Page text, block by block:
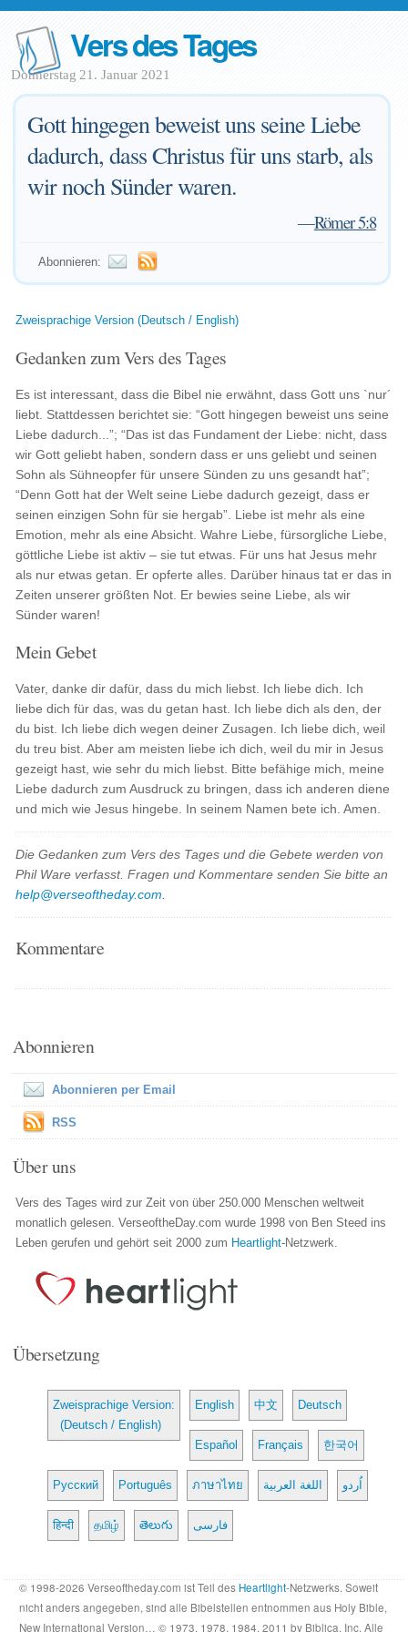
Vers des Tages
Donnerstag 21. Januar 2021
Gott hingegen beweist uns seine Liebe
dadurch, dass Christus für uns starb, als
wir noch Sünder waren.
—Römer 5:8
Abonnieren:
Zweisprachige Version (Deutsch / English)
Gedanken zum Vers des Tages
Es ist interessant, dass die Bibel nie erwähnt, dass Gott uns `nur´
liebt. Stattdessen berichtet sie: “Gott hingegen beweist uns seine
Liebe dadurch...”; “Das ist das Fundament der Liebe: nicht, dass
wir Gott geliebt haben, sondern dass er uns geliebt und seinen
Sohn als Sühneopfer für unsere Sünden zu uns gesandt hat”;
“Denn Gott hat der Welt seine Liebe dadurch gezeigt, dass er
seinen einzigen Sohn für sie hergab”. Liebe ist mehr als eine
Emotion, mehr als eine Absicht. Wahre Liebe, fürsorgliche Liebe,
göttliche Liebe ist aktiv – sie tut etwas. Für uns hat Jesus mehr
als nur etwas getan. Er opferte alles. Darüber hinaus tat er das in
Zeiten unserer größten Not. Er bewies seine Liebe, als wir
Sünder waren!
Mein Gebet
Vater, danke dir dafür, dass du mich liebst. Ich liebe dich. Ich
liebe dich für das, was du getan hast. Ich liebe dich als den, der
du bist. Ich liebe dich wegen deiner Zusagen. Ich liebe dich, weil
du treu bist. Aber am meisten liebe ich dich, weil du mir in Jesus
gezeigt hast, wie sehr du mich liebst. Bitte befähige mich, meine
Liebe dadurch zum Ausdruck zu bringen, dass ich anderen diene
und mich wie Jesus hingebe. In seinem Namen bete ich. Amen.
Die Gedanken zum Vers des Tages und die Gebete werden von
Phil Ware verfasst. Fragen und Kommentare senden Sie bitte an
help@verseoftheday.com
Kommentare
Abonnieren
Abonnieren per Email
RSS
Über uns
Vers des Tages wird zur Zeit von über 250.000 Menschen weltweit
monatlich gelesen. VerseoftheDay.com wurde 1998 von Ben Steed ins
Leben gerufen und gehört seit 2000 zum Heartlight-Netzwerk.
Übersetzung
Zweisprachige Version:
(Deutsch / English)
English 中文 Deutsch
Español Français 한국어
Русский Português ภาษาไทย اللغة العربية اُردو
हिन्दी தமிழ் తెలుగు فارسی
© 1998-2026 Verseoftheday.com ist Teil des Heartlight-Netzwerks. Soweit
nicht anders angegeben, sind alle Bibelstellen entnommen aus Holy Bible,
New International Version… © 1973, 1978, 1984, 2011 by Biblica, Inc. Alle